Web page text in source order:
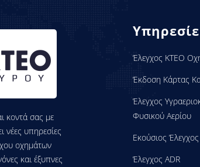
κοντά σας με
υπηρεσίες
οχημάτων
και έξυπνες
Έλεγχος ΚΤΕΟ
Έκδοση Κάρτας
Έλεγχος
Φυσικού Αερίου
Εκούσιος
Έλεγχος ADR